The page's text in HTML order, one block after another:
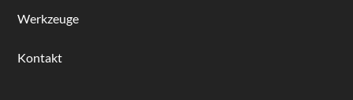
Werkzeuge
Kontakt